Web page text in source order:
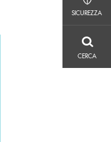
SICUREZZA
CERCA